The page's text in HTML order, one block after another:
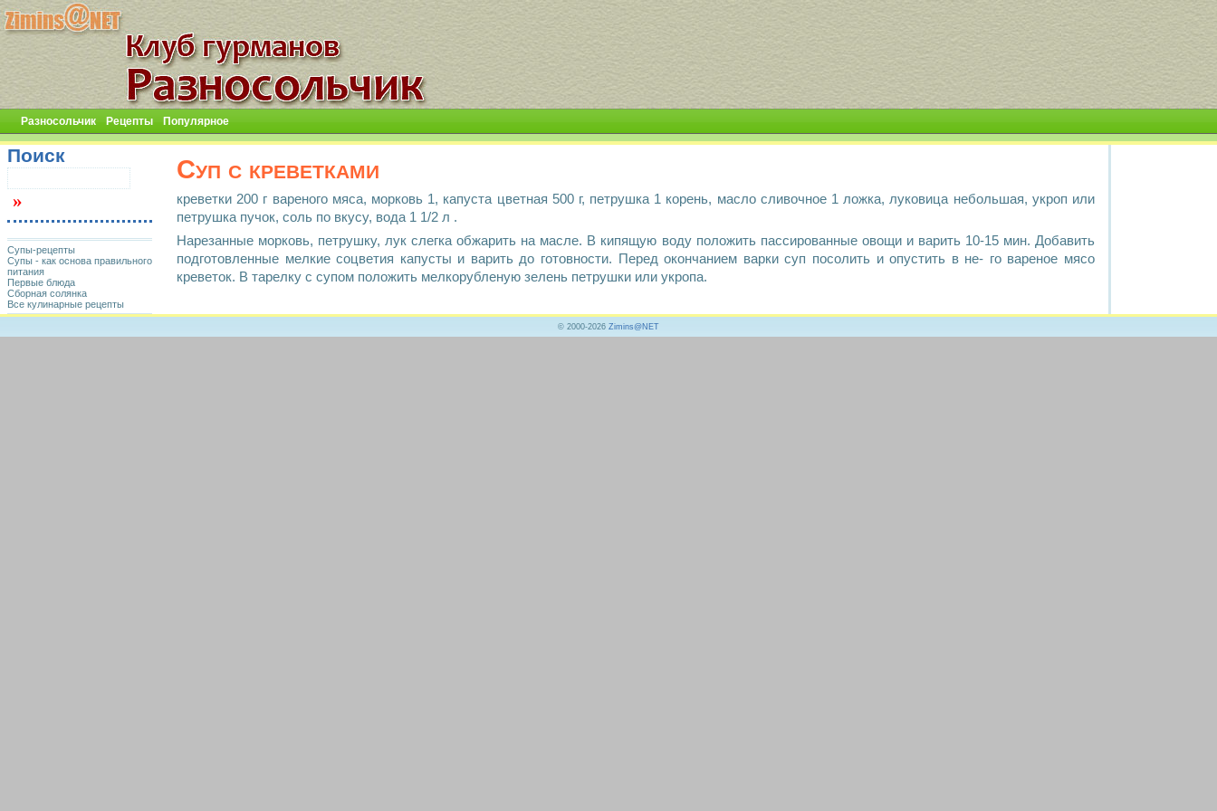
Разносольчик Рецепты Популярное
Суп с креветками
креветки 200 г вареного мяса, морковь 1, капуста цветная 500 г, петрушка 1 корень, масло сливочное 1 ложка, луковица небольшая, укроп или
петрушка пучок, соль по вкусу, вода 1 1/2 л .
Нарезанные морковь, петрушку, лук слегка обжарить на масле. В кипящую воду положить пассированные овощи и варить 10-15 мин. Добавить
подготовленные мелкие соцветия капусты и варить до готовности. Перед окончанием варки суп посолить и опустить в не- го вареное мясо
креветок. В тарелку с супом положить мелкорубленую зелень петрушки или укропа.
Поиск
Супы-рецепты
Супы - как основа правильного
питания
Первые блюда
Сборная солянка
Все кулинарные рецепты
© 2000-2026 Zimins@NET